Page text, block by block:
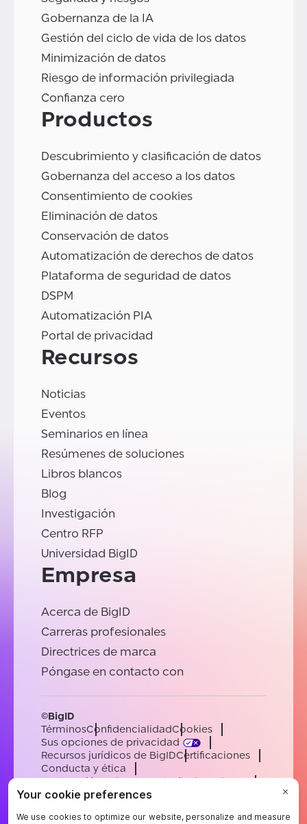
Gobernanza de la IA
Gestión del ciclo de vida de los datos
Minimización de datos
Riesgo de información privilegiada
Confianza cero
Productos
Descubrimiento y clasificación de datos
Gobernanza del acceso a los datos
Consentimiento de cookies
Eliminación de datos
Conservación de datos
Automatización de derechos de datos
Plataforma de seguridad de datos
DSPM
Automatización PIA
Portal de privacidad
Recursos
Noticias
Eventos
Seminarios en línea
Resúmenes de soluciones
Libros blancos
Blog
Investigación
Centro RFP
Universidad BigID
Empresa
Acerca de BigID
Carreras profesionales
Directrices de marca
Póngase en contacto con
©BigID
TérminosConfidencialidadCookies
Sus opciones de privacidad
Recursos jurídicos de BigIDCertificaciones
Conducta y ética
Declaración sobre la esclavitud moderna
SubprocesadoresAyuda
EnglishGermanFrenchSpanishPortuguese